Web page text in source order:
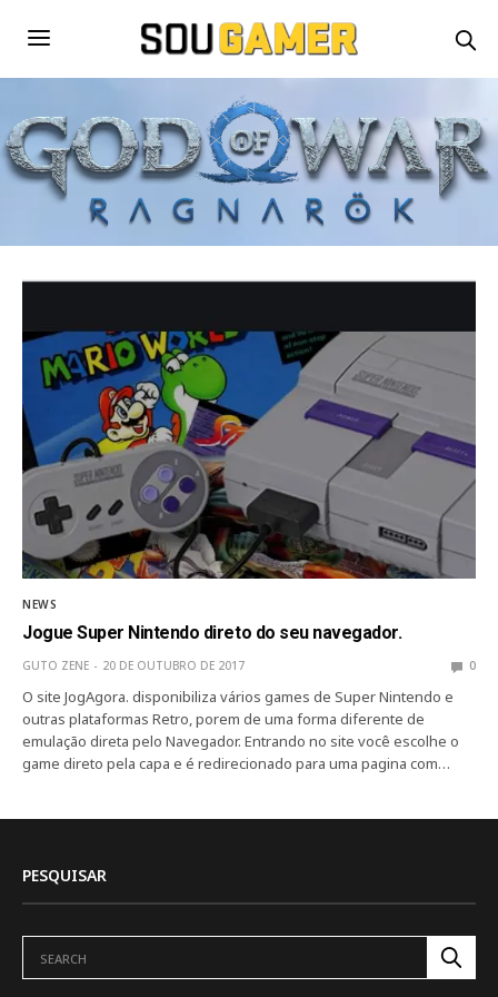
NEWS
Jogue Super Nintendo direto do seu navegador.
GUTO ZENE 20 DE OUTUBRO DE 2017 0
O site JogAgora. disponibiliza vários games de Super Nintendo e
outras plataformas Retro, porem de uma forma diferente de
emulação direta pelo Navegador. Entrando no site você escolhe o
game direto pela capa e é redirecionado para uma pagina com…
PESQUISAR